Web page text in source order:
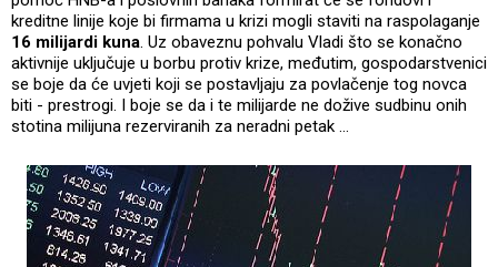
kreditne linije koje bi firmama u krizi mogli staviti na raspolaganje
16 milijardi kuna. Uz obaveznu pohvalu Vladi što se konačno
aktivnije uključuje u borbu protiv krize, međutim, gospodarstvenici
se boje da će uvjeti koji se postavljaju za povlačenje tog novca
biti - prestrogi. I boje se da i te milijarde ne dožive sudbinu onih
stotina milijuna rezerviranih za neradni petak ...